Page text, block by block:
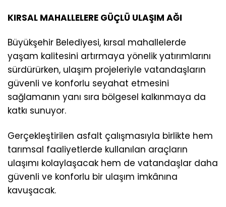
KIRSAL MAHALLELERE GÜÇLÜ ULAŞIM AĞI
Büyükşehir Belediyesi, kırsal mahallelerde
yaşam kalitesini artırmaya yönelik yatırımlarını
sürdürürken, ulaşım projeleriyle vatandaşların
güvenli ve konforlu seyahat etmesini
sağlamanın yanı sıra bölgesel kalkınmaya da
katkı sunuyor.
Gerçekleştirilen asfalt çalışmasıyla birlikte hem
tarımsal faaliyetlerde kullanılan araçların
ulaşımı kolaylaşacak hem de vatandaşlar daha
güvenli ve konforlu bir ulaşım imkânına
kavuşacak.